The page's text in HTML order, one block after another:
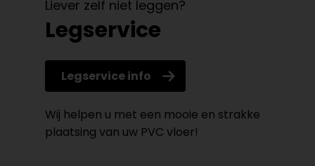
Liever zelf niet leggen?
Legservice
Legservice info
Wij helpen u met een mooie en strakke
plaatsing van uw PVC vloer!